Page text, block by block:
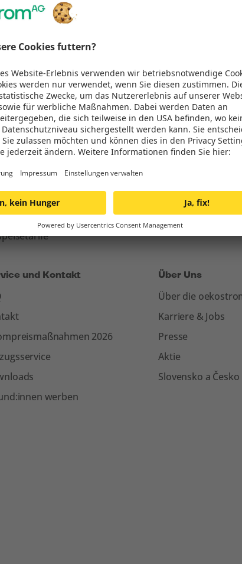
Bewertungen bei Google
4.2
1.348 Bewertungen
Stromtarif
Unsere Energie
Windenergie
und Kontakt
2026
werben
Über Uns
Über die
Karriere & Jobs
Presse
Aktie
Slovensko a Česko